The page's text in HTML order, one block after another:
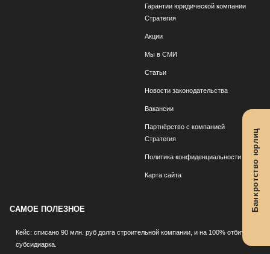
Гарантии юридической компании
Стратегия
Акции
Мы в СМИ
Статьи
Новости законодательства
Вакансии
Партнёрство с компанией
Стратегия
Политика конфиденциальности
Карта сайта
САМОЕ ПОЛЕЗНОЕ
Кейс: списано 90 млн. руб долга строительной компании, и на 100% отбита
субсидиарка.
Банкротство юрлиц